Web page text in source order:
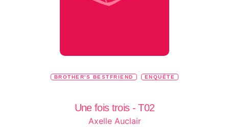
BROTHER'S BESTFRIEND ENQUÊTE
Une fois trois - T02
Axelle Auclair